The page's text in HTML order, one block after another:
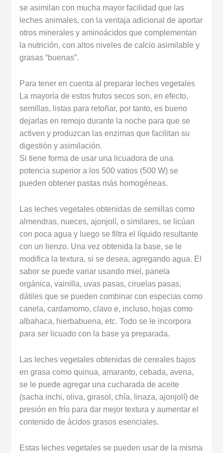
se asimilan con mucha mayor facilidad que las
leches animales, con la ventaja adicional de aportar
otros minerales y aminoácidos que complementan
la nutrición, con altos niveles de calcio asimilable y
grasas “buenas”.
Para tener en cuenta al preparar leches vegetales
La mayoría de estos frutos secos son, en efecto,
semillas, listas para retoñar, por tanto, es bueno
dejarlas en remojo durante la noche para que se
activen y produzcan las enzimas que facilitan su
digestión y asimilación.
Si tiene forma de usar una licuadora de una
potencia superior a los 500 vatios (500 W) se
pueden obtener pastas más homogéneas.
Las leches vegetales obtenidas de semillas como
almendras, nueces, ajonjolí, o similares, se licúan
con poca agua y luego se filtra el líquido resultante
con un lienzo. Una vez obtenida la base, se le
modifica la textura, si se desea, agregando agua. El
sabor se puede variar usando miel, panela
orgánica, vainilla, uvas pasas, ciruelas pasas,
dátiles que se pueden combinar con especias como
canela, cardamomo, clavo e, incluso, hojas como
albahaca, hierbabuena, etc. Todo se le incorpora
para ser licuado con la base ya preparada.
Las leches vegetales obtenidas de cereales bajos
en grasa como quinua, amaranto, cebada, avena,
se le puede agregar una cucharada de aceite
(sacha inchi, oliva, girasol, chía, linaza, ajonjolí) de
presión en frío para dar mejor textura y aumentar el
contenido de ácidos grasos esenciales.
Estas leches vegetales se pueden usar de la misma